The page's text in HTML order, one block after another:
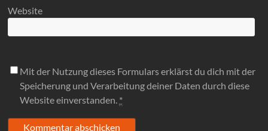
Website
Mit der Nutzung dieses Formulars erklärst du dich mit der
Speicherung und Verarbeitung deiner Daten durch diese
Website einverstanden. *